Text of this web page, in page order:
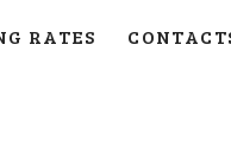
RATES